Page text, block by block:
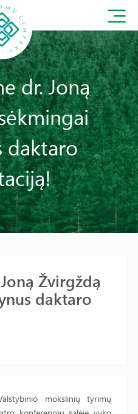
dr. Joną
daktaro
Žvirgždą
daktaro
mokslinių tyrimų